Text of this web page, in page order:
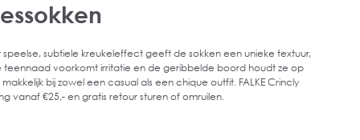
subtiele kreukeleffect geeft de sokken een unieke textuur,
voorkomt irritatie en de geribbelde boord houdt ze op
bij zowel een casual als een chique outfit. FALKE Crincly
vanaf €25,- en gratis retour sturen of omruilen.